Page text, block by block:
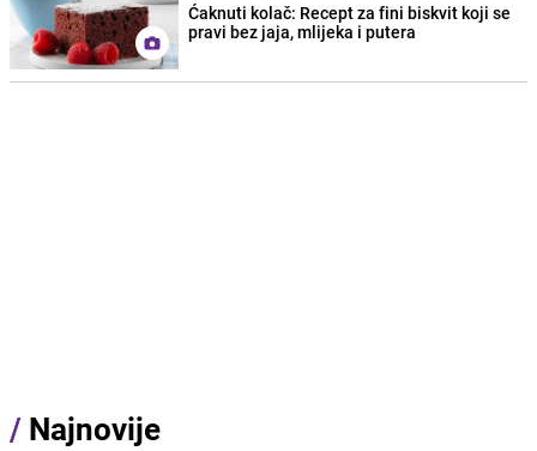
Ćaknuti kolač: Recept za fini biskvit koji se
pravi bez jaja, mlijeka i putera
/ Najnovije